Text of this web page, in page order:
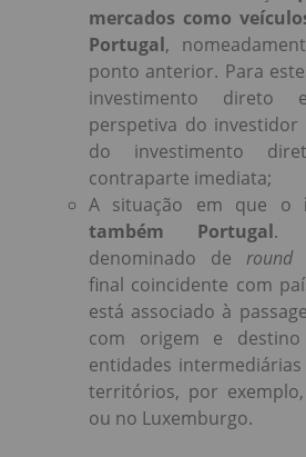
mercados como
Portugal,
ponto anterior. Para
investimento direto
perspetiva do
do investimento
contraparte imediata;
A situação em que o
também Portugal.
denominado de round
final coincidente com
está associado à
com origem e
entidades
territórios, por
ou no Luxemburgo.